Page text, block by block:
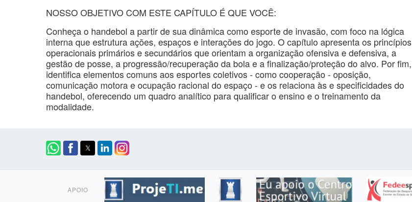
NOSSO OBJETIVO COM ESTE CAPÍTULO É QUE VOCÊ:
Conheça o handebol a partir de sua dinâmica como esporte de invasão, com foco na lógica
interna que estrutura ações, espaços e interações do jogo. O capítulo apresenta os princípios
operacionais primários e secundários que orientam a organização ofensiva e defensiva, a
gestão de posse, a progressão/recuperação da bola e a finalização/proteção do alvo. Por fim,
identifica elementos comuns aos esportes coletivos - como cooperação - oposição,
comunicação motora e ocupação racional do espaço - e os relaciona às e specificidades do
handebol, oferecendo um quadro analítico para qualificar o ensino e o treinamento da
modalidade.
APOIO